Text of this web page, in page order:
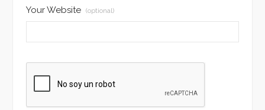
Your Website (optional)